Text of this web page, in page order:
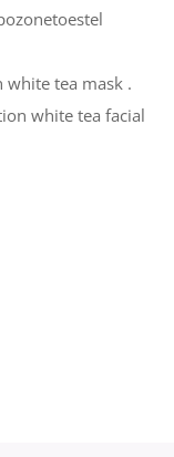
tea mask .
white tea facial